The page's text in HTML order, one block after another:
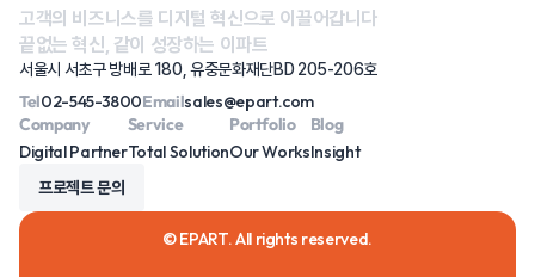
고객의 비즈니스를 디지털 혁신으로 이끌어갑니다
끝없는 혁신, 같이 성장하는 이파트
서울시 서초구 방배로 180, 유중문화재단BD 205-206호
Tel02-545-3800Emailsales@epart.com
Company
Digital Partner
Service
Total Solution
Portfolio
Our Works
Blog
Insight
프로젝트 문의
© EPART. All rights reserved.